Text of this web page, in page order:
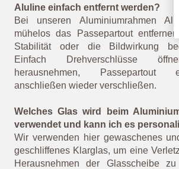
Aluline einfach entfernt werden?
Bei unseren Aluminiumrahmen
mühelos das Passepartout
Stabilität oder die Bildwirkung
Einfach Drehverschlüsse
herausnehmen, Passepartout
anschließen wieder verschließen.
Welches Glas wird beim
verwendet und kann ich es
Wir verwenden hier gewaschenes
geschliffenes Klarglas, um eine
Herausnehmen der Glasscheibe